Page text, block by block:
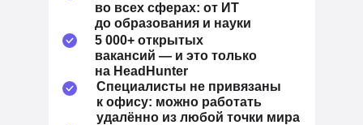
во всех сферах: от ИТ
до образования и науки
5 000+ открытых
вакансий — и это только
на HeadHunter
Специалисты не привязаны
к офису: можно работать
удалённо из любой точки мира